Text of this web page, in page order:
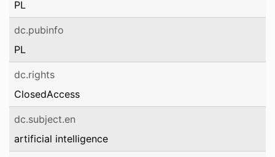
PL
dc.pubinfo
PL
dc.rights
ClosedAccess
dc.subject.en
artificial intelligence